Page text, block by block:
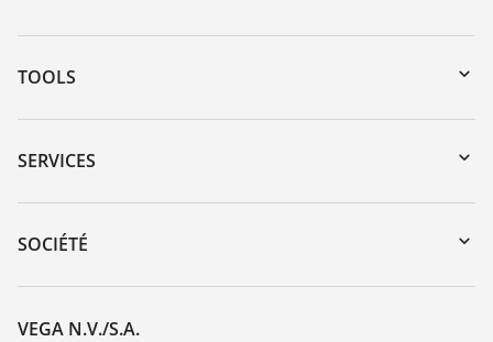
TOOLS
Téléchargements
Recherche par numéro de série
DTM Collection/PACTware
SERVICES
Retour d'appareil
Formations
SOCIÉTÉ
Carrière
À propos de VEGA
VEGA N.V./S.A.